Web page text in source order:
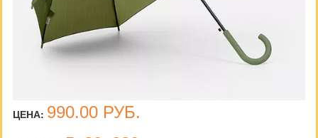
ЦЕНА: 990.00 РУБ.